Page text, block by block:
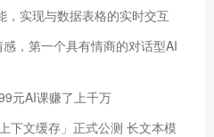
实现与数据表格的实时交互
，第一个具有情商的对话型AI
元AI课赚了上千万
下文缓存」正式公测 长文本模